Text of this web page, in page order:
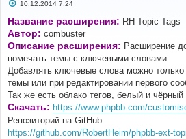
С
о
б
щ
е
н
и
е
10.12.2014 7:24
Название расширения: RH Topic Tags
Автор: combuster
Описание расширения: Расширение
помечать темы с ключевыми словами.
Добавлять ключевые слова можно
темы или при редактировании первого
Так же есть облако тегов, белый и чёрный
Скачать: https://www.phpbb.com/
Репозиторий на GitHub
https://github.com/RobertHeim/phpbb-ext-